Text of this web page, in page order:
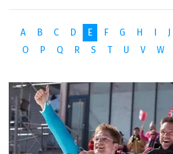
A B C D E F G H J
O
P Q R S T U V W